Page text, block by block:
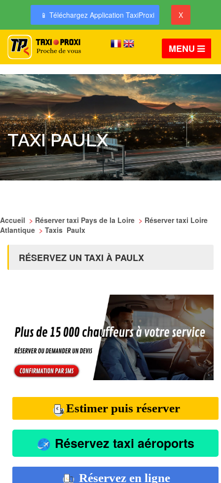
📱 Téléchargez Application TaxiProxi X
MENU
TAXI PAULX
Accueil > Réserver taxi Pays de la Loire > Réserver taxi Loire
Atlantique > Taxis Paulx
RÉSERVEZ UN TAXI À PAULX
Estimer puis réserver
Réservez taxi aéroports
Réservez en ligne